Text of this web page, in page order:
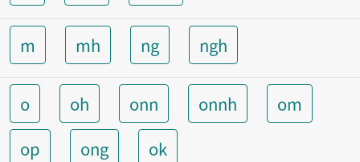
m mh ng ngh
o oh onn onnh
om
op
ong ok